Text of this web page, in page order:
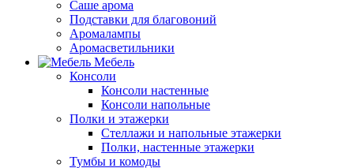
Саше арома
Подставки для благовоний
Аромалампы
Аромасветильники
Мебель
Консоли
Консоли настенные
Консоли напольные
Полки и этажерки
Стеллажи и напольные этажерки
Полки, настенные этажерки
Тумбы и комоды